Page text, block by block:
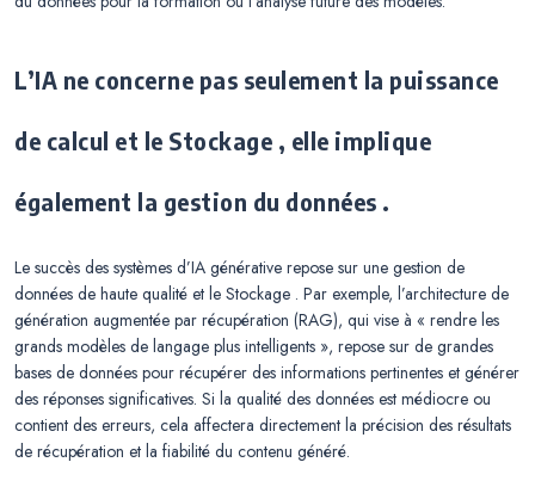
L’IA ne concerne pas seulement la puissance
de calcul et le Stockage , elle implique
également la gestion du données .
Le succès des systèmes d’IA générative repose sur une gestion de
données de haute qualité et le Stockage . Par exemple, l’architecture de
génération augmentée par récupération (RAG), qui vise à « rendre les
grands modèles de langage plus intelligents », repose sur de grandes
bases de données pour récupérer des informations pertinentes et générer
des réponses significatives. Si la qualité des données est médiocre ou
contient des erreurs, cela affectera directement la précision des résultats
de récupération et la fiabilité du contenu généré.